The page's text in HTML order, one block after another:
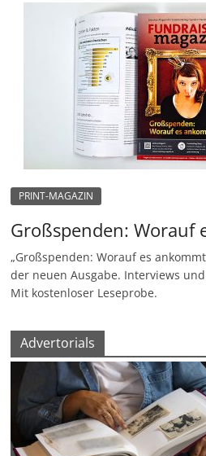
PRINT-MAGAZIN
Großspenden: Worauf
„Großspenden: Worauf es
der neuen Ausgabe. Interviews
Mit kostenloser Leseprobe.
Advertorials